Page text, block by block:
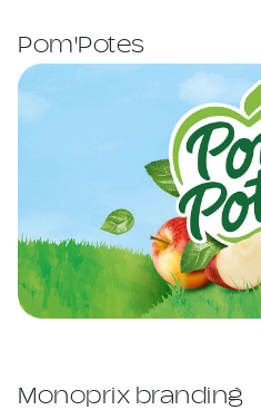
Pom'Potes
Monoprix branding